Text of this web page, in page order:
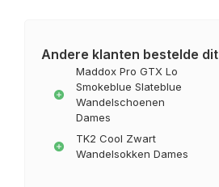
Andere klanten bestelde
Maddox Pro GTX Lo
Smokeblue Slateblue
Wandelschoenen
Dames
TK2 Cool Zwart
Wandelsokken Dames